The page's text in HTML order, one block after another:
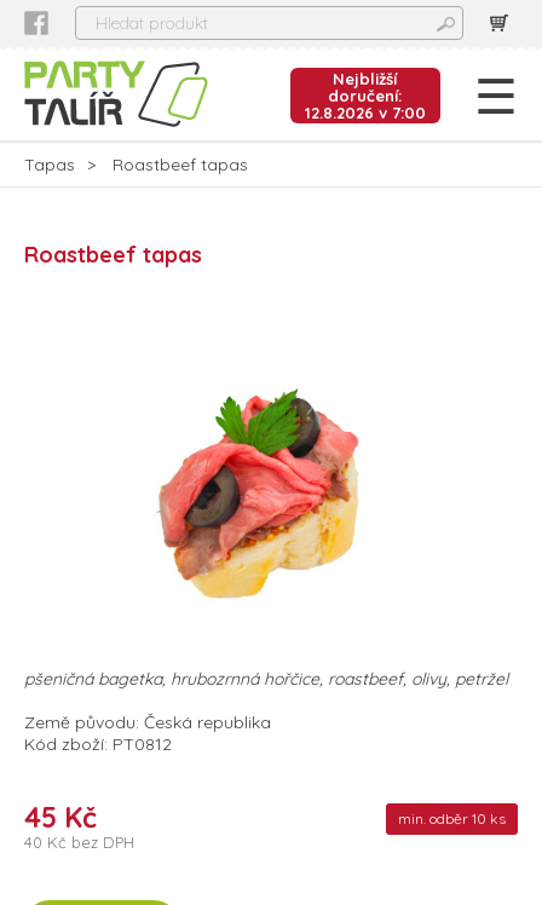
Nejbližší
doručení:
12.8.2026 v 7:00
Tapas Roastbeef tapas
Roastbeef tapas
pšeničná bagetka, hrubozrnná hořčice, roastbeef, olivy, petržel
Země původu: Česká republika
Kód zboží: PT0812
45 Kč
40 Kč bez DPH
min. odběr 10 ks